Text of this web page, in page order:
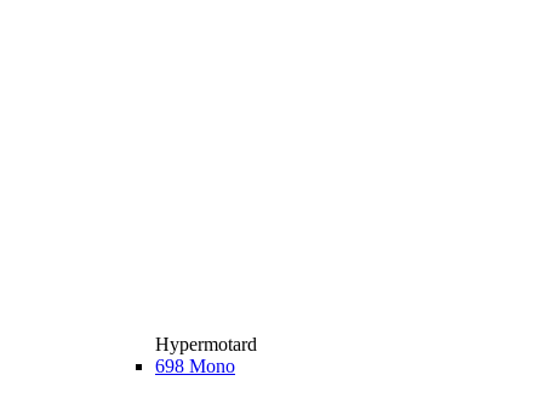
Hypermotard
698 Mono